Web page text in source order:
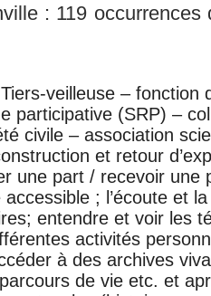
: 119
veilleuse – fonction
participative (SRP) –
civile – association
et retour
une part / recevoir une
; l’écoute et
entendre et voir les
activités
à des archives
de vie etc. et